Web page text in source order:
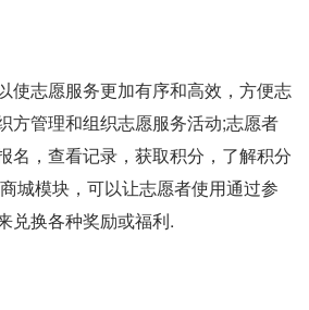
使志愿服务更加有序和高效，方便志
方管理和组织志愿服务活动;志愿者
名，查看记录，获取积分，了解积分
城模块，可以让志愿者使用通过参
兑换各种奖励或福利.